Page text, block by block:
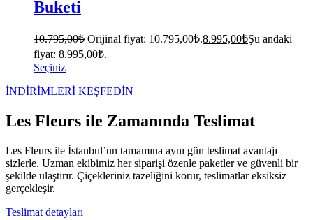
Buketi
10.795,00₺ Orijinal fiyat: 10.795,00₺.8.995,00₺Şu andaki
fiyat: 8.995,00₺.
Seçiniz
İNDİRİMLERİ KEŞFEDİN
Les Fleurs ile Zamanında Teslimat
Les Fleurs ile İstanbul’un tamamına aynı gün teslimat avantajı
sizlerle. Uzman ekibimiz her siparişi özenle paketler ve güvenli bir
şekilde ulaştırır. Çiçekleriniz tazeliğini korur, teslimatlar eksiksiz
gerçekleşir.
Teslimat detayları